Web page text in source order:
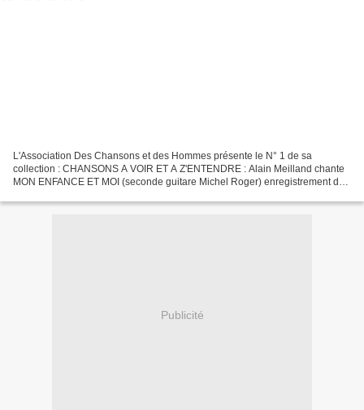
L'Association Des Chansons et des Hommes présente le N° 1 de sa
collection : CHANSONS A VOIR ET A Z'ENTENDRE : Alain Meilland chante
MON ENFANCE ET MOI (seconde guitare Michel Roger) enregistrement du
Publicité